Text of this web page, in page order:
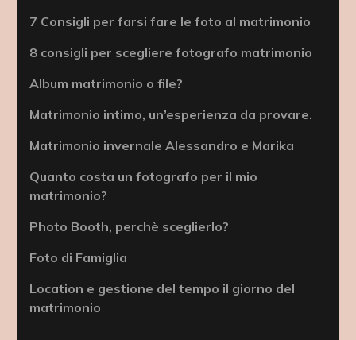
7 Consigli per farsi fare le foto al matrimonio
8 consigli per scegliere fotografo matrimonio
Album matrimonio o file?
Matrimonio intimo, un’esperienza da provare.
Matrimonio invernale Alessandro e Marika
Quanto costa un fotografo per il mio
matrimonio?
Photo Booth, perchè sceglierlo?
Foto di Famiglia
Location e gestione del tempo il giorno del
matrimonio